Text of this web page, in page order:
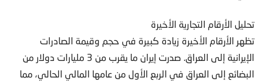
تحليل الأرقام التجارية الأخيرة
تظهر الأرقام الأخيرة زيادة كبيرة في حجم وقيمة الصادرات
الإيرانية إلى العراق. صدرت إيران ما يقرب من 3 مليارات دولار من
البضائع إلى العراق في الربع الأول من عامها المالي الحالي، مما